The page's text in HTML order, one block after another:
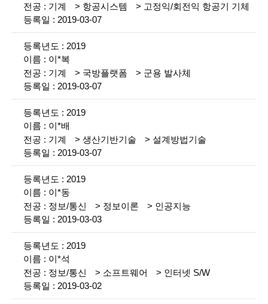
c
i
e
n
t
i
s
t
s
n
d
e
n
g
기계
항공시스템
고정익/회전익 항공기 기체
2019-03-07
2019
이*복
기계
국방플랫폼
군용 발사체
2019-03-07
2019
이*배
기계
생산기반기술
설계방법기술
2019-03-07
2019
이*동
정보/통신
정보이론
인공지능
2019-03-03
2019
이*석
정보/통신
소프트웨어
인터넷 S/W
2019-03-02